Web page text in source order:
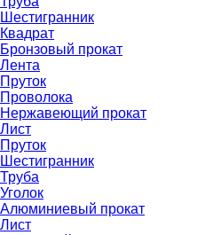
Шестигранник
Квадрат
Бронзовый прокат
Лента
Пруток
Проволока
Нержавеющий прокат
Лист
Пруток
Шестигранник
Труба
Уголок
Алюминиевый прокат
Лист